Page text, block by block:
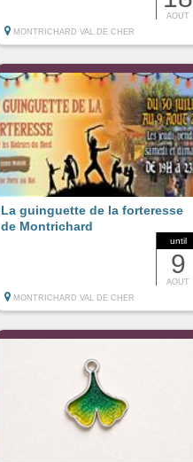
AOUT
MONTRICHARD VAL DE CHER
until
9
AOUT
La guinguette de la forteresse
de Montrichard
MONTRICHARD VAL DE CHER